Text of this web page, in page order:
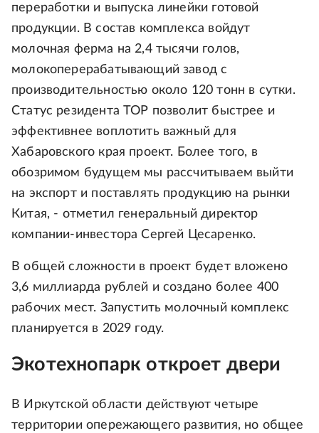
переработки и выпуска линейки готовой
продукции. В состав комплекса войдут
молочная ферма на 2,4 тысячи голов,
молокоперерабатывающий завод с
производительностью около 120 тонн в сутки.
Статус резидента ТОР позволит быстрее и
эффективнее воплотить важный для
Хабаровского края проект. Более того, в
обозримом будущем мы рассчитываем выйти
на экспорт и поставлять продукцию на рынки
Китая, - отметил генеральный директор
компании-инвестора Сергей Цесаренко.
В общей сложности в проект будет вложено
3,6 миллиарда рублей и создано более 400
рабочих мест. Запустить молочный комплекс
планируется в 2029 году.
Экотехнопарк откроет двери
В Иркутской области действуют четыре
территории опережающего развития, но общее